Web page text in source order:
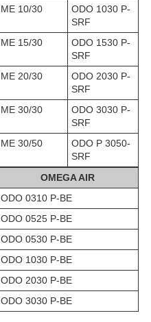
ME 10/30
ODO 1030 P-
SRF
ME 15/30
ODO 1530 P-
SRF
ME 20/30
ODO 2030 P-
SRF
ME 30/30
ODO 3030 P-
SRF
ME 30/50
ODO P 3050-
SRF
OMEGA AIR
ODO 0310 P-BE
ODO 0525 P-BE
ODO 0530 P-BE
ODO 1030 P-BE
ODO 2030 P-BE
ODO 3030 P-BE